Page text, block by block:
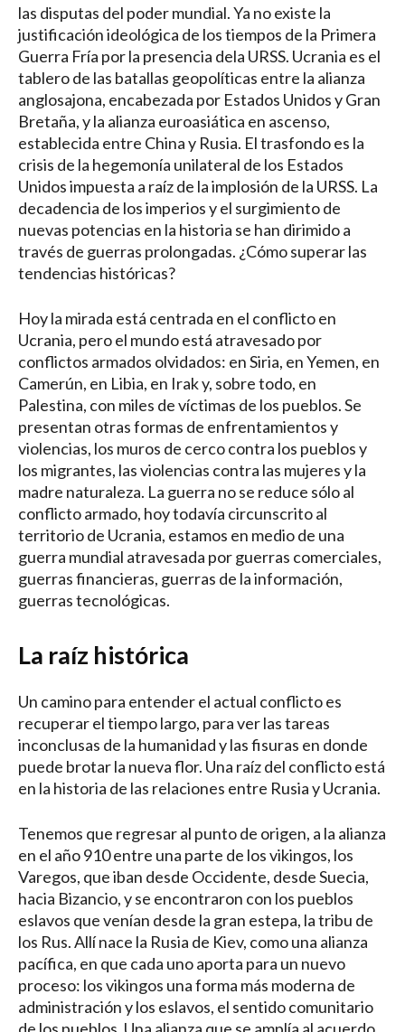
las disputas del poder mundial. Ya no existe la
justificación ideológica de los tiempos de la Primera
Guerra Fría por la presencia dela URSS. Ucrania es el
tablero de las batallas geopolíticas entre la alianza
anglosajona, encabezada por Estados Unidos y Gran
Bretaña, y la alianza euroasiática en ascenso,
establecida entre China y Rusia. El trasfondo es la
crisis de la hegemonía unilateral de los Estados
Unidos impuesta a raíz de la implosión de la URSS. La
decadencia de los imperios y el surgimiento de
nuevas potencias en la historia se han dirimido a
través de guerras prolongadas. ¿Cómo superar las
tendencias históricas?
Hoy la mirada está centrada en el conflicto en
Ucrania, pero el mundo está atravesado por
conflictos armados olvidados: en Siria, en Yemen, en
Camerún, en Libia, en Irak y, sobre todo, en
Palestina, con miles de víctimas de los pueblos. Se
presentan otras formas de enfrentamientos y
violencias, los muros de cerco contra los pueblos y
los migrantes, las violencias contra las mujeres y la
madre naturaleza. La guerra no se reduce sólo al
conflicto armado, hoy todavía circunscrito al
territorio de Ucrania, estamos en medio de una
guerra mundial atravesada por guerras comerciales,
guerras financieras, guerras de la información,
guerras tecnológicas.
La raíz histórica
Un camino para entender el actual conflicto es
recuperar el tiempo largo, para ver las tareas
inconclusas de la humanidad y las fisuras en donde
puede brotar la nueva flor. Una raíz del conflicto está
en la historia de las relaciones entre Rusia y Ucrania.
Tenemos que regresar al punto de origen, a la alianza
en el año 910 entre una parte de los vikingos, los
Varegos, que iban desde Occidente, desde Suecia,
hacia Bizancio, y se encontraron con los pueblos
eslavos que venían desde la gran estepa, la tribu de
los Rus. Allí nace la Rusia de Kiev, como una alianza
pacífica, en que cada uno aporta para un nuevo
proceso: los vikingos una forma más moderna de
administración y los eslavos, el sentido comunitario